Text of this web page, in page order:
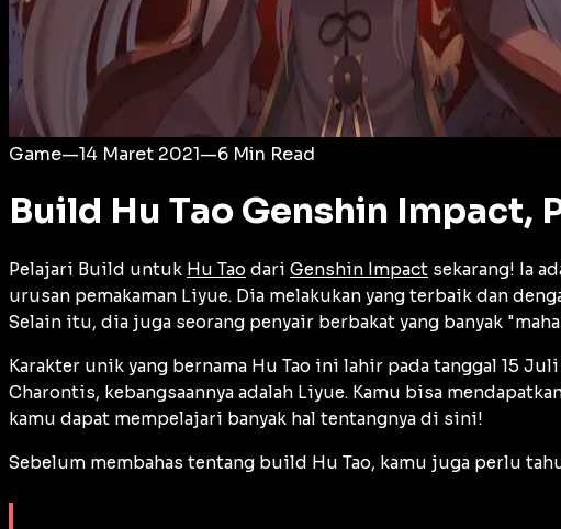
Game—14 Maret 2021—6 Min Read
Build Hu Tao Genshin Impact,
Pelajari Build untuk Hu Tao dari Genshin Impact sekarang! Ia
urusan pemakaman Liyue. Dia melakukan yang terbaik dan
Selain itu, dia juga seorang penyair berbakat yang banyak
Karakter unik yang bernama Hu Tao ini lahir pada tanggal 15
Charontis, kebangsaannya adalah Liyue. Kamu bisa
kamu dapat mempelajari banyak hal tentangnya di sini!
Sebelum membahas tentang build Hu Tao, kamu juga perlu